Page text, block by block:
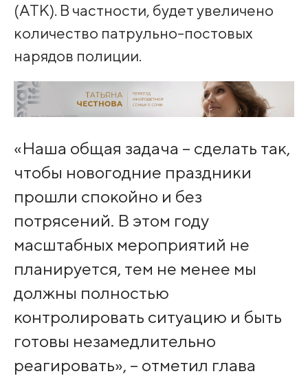
(АТК). В частности, будет увеличено
количество патрульно-постовых
нарядов полиции.
«Наша общая задача – сделать так,
чтобы новогодние праздники
прошли спокойно и без
потрясений. В этом году
масштабных мероприятий не
планируется, тем не менее мы
должны полностью
контролировать ситуацию и быть
готовы незамедлительно
реагировать», – отметил глава